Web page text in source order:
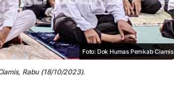
Foto: Dok Humas Pemkab Ciamis
Rabu (18/10/2023).